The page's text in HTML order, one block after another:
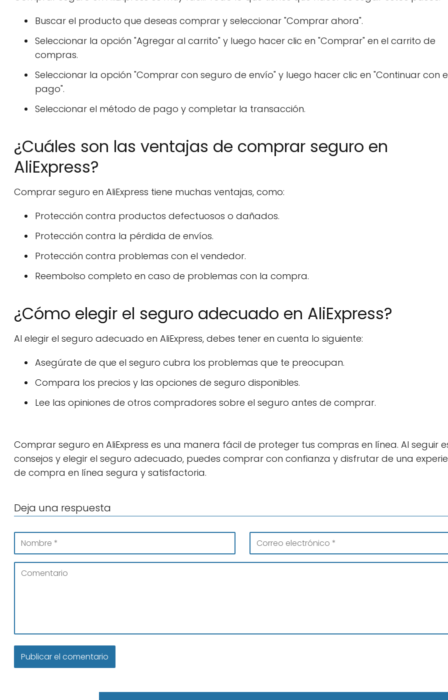
Buscar el producto que deseas comprar y seleccionar "Comprar ahora".
Seleccionar la opción "Agregar al carrito" y luego hacer clic en "Comprar" en el carrito de
compras.
Seleccionar la opción "Comprar con seguro de envío" y luego hacer clic en "Continuar con
pago".
Seleccionar el método de pago y completar la transacción.
¿Cuáles son las ventajas de comprar seguro en
AliExpress?
Comprar seguro en AliExpress tiene muchas ventajas, como:
Protección contra productos defectuosos o dañados.
Protección contra la pérdida de envíos.
Protección contra problemas con el vendedor.
Reembolso completo en caso de problemas con la compra.
¿Cómo elegir el seguro adecuado en AliExpress?
Al elegir el seguro adecuado en AliExpress, debes tener en cuenta lo siguiente:
Asegúrate de que el seguro cubra los problemas que te preocupan.
Compara los precios y las opciones de seguro disponibles.
Lee las opiniones de otros compradores sobre el seguro antes de comprar.
Comprar seguro en AliExpress es una manera fácil de proteger tus compras en línea. Al seguir
consejos y elegir el seguro adecuado, puedes comprar con confianza y disfrutar de una
de compra en línea segura y satisfactoria.
Deja una respuesta